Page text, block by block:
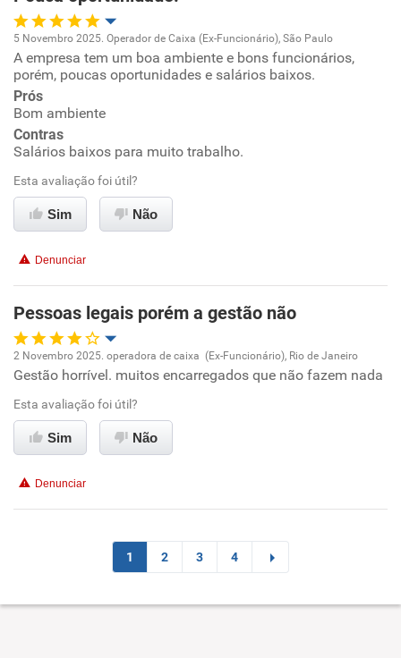
Oportunidade de promoção
Ambiente de trabalho
Conciliação com a vida familiar
Benefícios
Não recomenda a diretoria
5 Novembro 2025. Operador de Caixa (Ex-Funcionário), São Paulo
A empresa tem um boa ambiente e bons funcionários,
porém, poucas oportunidades e salários baixos.
Prós
Bom ambiente
Contras
Salários baixos para muito trabalho.
Esta avaliação foi útil?
Sim Não
Denunciar
Pessoas legais porém a gestão não
Oportunidade de promoção
Ambiente de trabalho
Benefícios
Não recomenda esta empresa
2 Novembro 2025. operadora de caixa (Ex-Funcionário), Rio de Janeiro
Gestão horrível. muitos encarregados que não fazem nada
Esta avaliação foi útil?
Sim Não
Denunciar
1 2 3 4